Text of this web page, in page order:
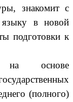
знакомит с
языку в новой
подготовки к
на основе
(полного)